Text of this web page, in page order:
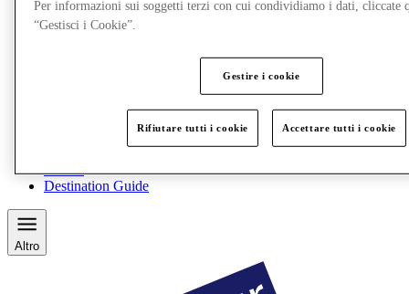
Servizi
Destination Guide
Altro
Per informazioni sui soggetti terzi con cui condividiamo i dati, cliccate
“Gestisci i Cookie”.
Gestire i cookie
Rifiutare tutti i cookie Accettare tutti i cookie